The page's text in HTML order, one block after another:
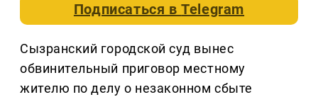
Подписаться вTelegram
Сызранский городской суд вынес
обвинительный приговор местному
жителю по делу о незаконном сбыте